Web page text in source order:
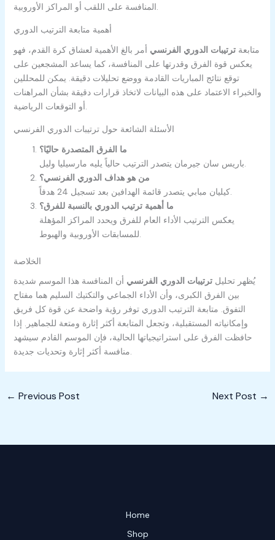
المنافسة على اللقب أو المراكز الأوروبية.
أهمية متابعة الترتيب الدوري
متابعةترتيبات الدوري الفرنسي أمر بالغ الأهمية لعشاق كرة القدم، فهو
يعكس قوة الفرق وقدرتها على المنافسة، كما يساعد المشجعين على
توقع نتائج المباريات القادمة ووضع تحليلات دقيقة. يمكن للمحللين
والخبراء الاعتماد على هذه البيانات لاتخاذ قرارات دقيقة بشأن المراهنات
أو التوقعات الرياضية.
الأسئلة الشائعة حول ترتيبات الدوري الفرنسي
ما الفرق المتصدرة حاليًا؟
من هو هداف الدوري الفرنسي؟
كيليان مبابي يتصدر قائمة الهدافين بعد تسجيل 24 هدفاً.
ما أهمية ترتيب الدوري بالنسبة للفرق؟
يعكس الترتيب الأداء العام للفرق ويحدد المراكز المؤهلة
الخلاصة
يُظهر تحليلترتيبات الدوري الفرنسي أن المنافسة هذا الموسم شديدة
بين الفرق الكبرى، وأن الأداء الجماعي والتكتيك السليم هما مفتاح
التفوق. متابعة الترتيب الدوري توفر رؤية واضحة عن قوة كل فريق
وإمكانياته المستقبلية، وتجعل المتابعة أكثر إثارة ومتعة للجماهير. إذا
حافظت الفرق على استراتيجياتها الحالية، فإن الموسم القادم سيشهد
منافسة أكثر إثارة وتحديات جديدة.
← Previous Post Next Post →
Home
Shop